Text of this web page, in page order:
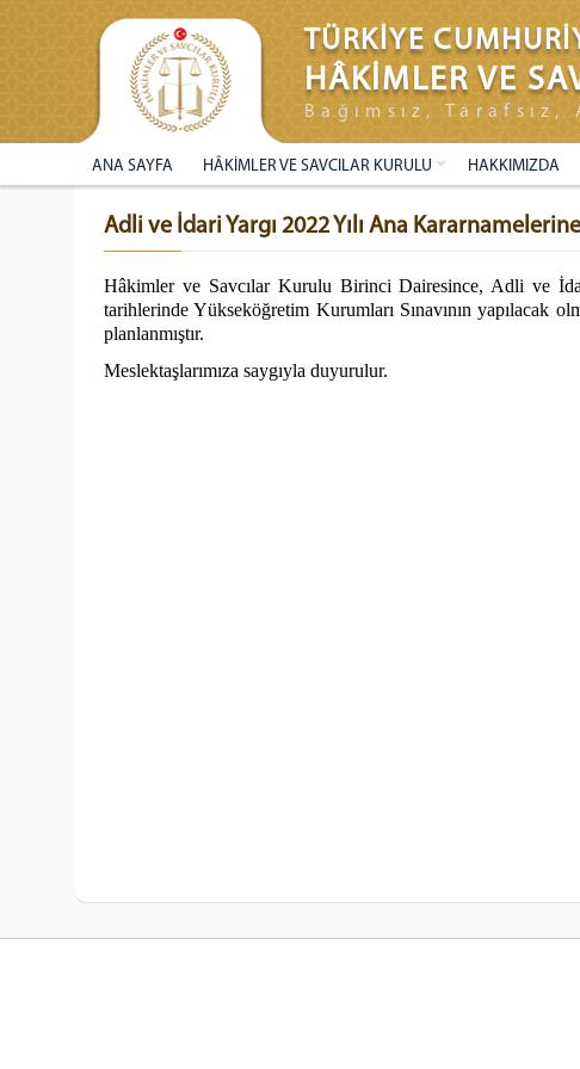
TÜRKİYE
HÂKİMLER VE
Bağımsız,
ANA SAYFA HÂKİMLER VE SAVCILAR KURULU HAKKIMIZDA
Adli ve İdari Yargı 2022 Yılı Ana
Hâkimler ve Savcılar Kurulu Birinci Dairesince, Adli ve
tarihlerinde Yükseköğretim Kurumları Sınavının yapılacak
planlanmıştır.
Meslektaşlarımıza saygıyla duyurulur.